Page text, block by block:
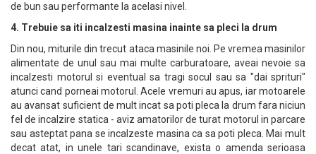
de bun sau performante la acelasi nivel.
4. Trebuie sa iti incalzesti masina inainte sa pleci la drum
Din nou, miturile din trecut ataca masinile noi. Pe vremea masinilor
alimentate de unul sau mai multe carburatoare, aveai nevoie sa
incalzesti motorul si eventual sa tragi socul sau sa "dai sprituri"
atunci cand porneai motorul. Acele vremuri au apus, iar motoarele
au avansat suficient de mult incat sa poti pleca la drum fara niciun
fel de incalzire statica - aviz amatorilor de turat motorul in parcare
sau asteptat pana se incalzeste masina ca sa poti pleca. Mai mult
decat atat, in unele tari scandinave, exista o amenda serioasa